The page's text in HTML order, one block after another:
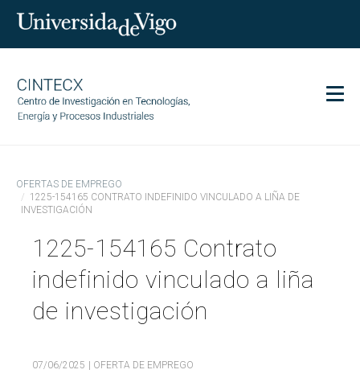
Investigación
Transferencia
Servizos
Ciencia e sociedade
Comunicación
OFERTAS DE EMPREGO
1225-154165 CONTRATO INDEFINIDO VINCULADO A LIÑA DE
INVESTIGACIÓN
1225-154165 Contrato
indefinido vinculado a liña
de investigación
07/06/2025 | OFERTA DE EMPREGO